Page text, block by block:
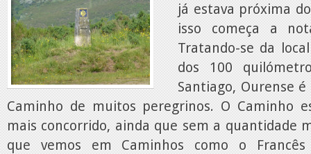
já estava próxima
isso começa a
Tratando-se da
dos 100
Santiago, Ourense
Caminho de muitos peregrinos. O Caminho
mais concorrido, ainda que sem a quantidade
que vemos em Caminhos como o